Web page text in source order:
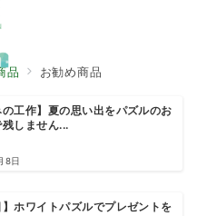
品 お勧め商品
の工作】夏の思い出をパズルのお
しません...
8日
】ホワイトパズルでプレゼントを